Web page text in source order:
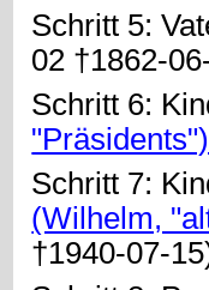
Schritt 5:
02 †1862-
Schritt 6:
"Präsidents")
Schritt 7:
(Wilhelm,
†1940-07-